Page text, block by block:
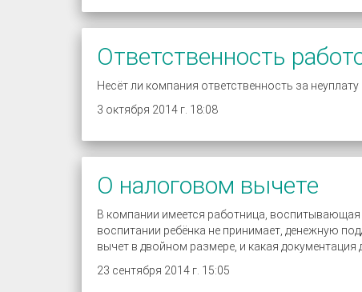
Ответственность
Несёт ли компания ответственность за
3 октября 2014 г. 18:08
О налоговом вычете
В компании имеется работница, воспитывающая
воспитании ребёнка не принимает, денежную
вычет в двойном размере, и какая
23 сентября 2014 г. 15:05